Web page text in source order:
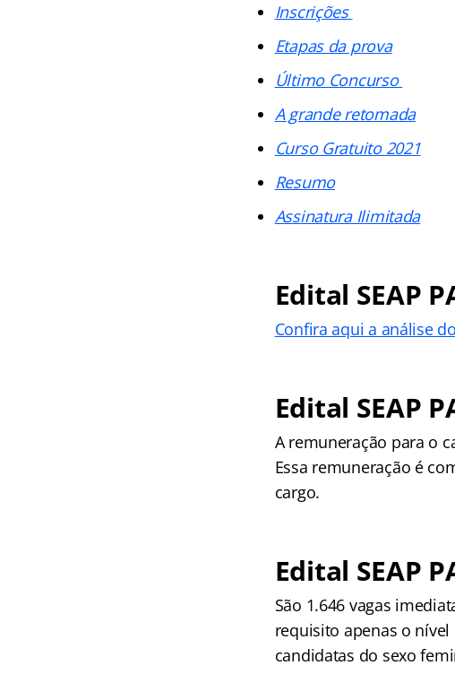
Inscrições
Etapas da prova
Último Concurso
A grande retomada
Curso Gratuito 2021
Resumo
Assinatura Ilimitada
Edital SEAP
Confira aqui a análise
Edital SEAP
A remuneração para o
Essa remuneração é
cargo.
Edital SEAP
São 1.646 vagas
requisito apenas o nível
candidatas do sexo